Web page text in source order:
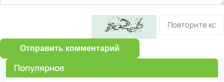
Отправить комментарий
Популярное